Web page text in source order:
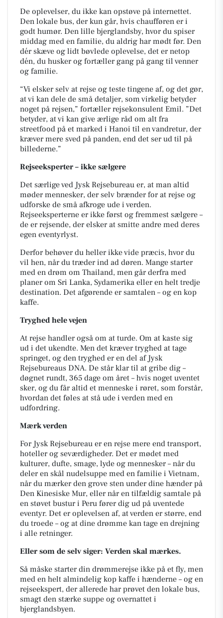
De oplevelser, du ikke kan opstøve på internettet.
Den lokale bus, der kun går, hvis chaufføren er i
godt humør. Den lille bjerglandsby, hvor du spiser
middag med en familie, du aldrig har mødt før. Den
dér skæve og lidt bøvlede oplevelse, det er netop
dén, du husker og fortæller gang på gang til venner
og familie.
“Vi elsker selv at rejse og teste tingene af, og det gør,
at vi kan dele de små detaljer, som virkelig betyder
noget på rejsen,” fortæller rejsekonsulent Emil. ”Det
betyder, at vi kan give ærlige råd om alt fra
streetfood på et marked i Hanoi til en vandretur, der
kræver mere sved på panden, end det ser ud til på
billederne.”
Rejseeksperter – ikke sælgere
Det særlige ved Jysk Rejsebureau er, at man altid
møder mennesker, der selv brænder for at rejse og
udforske de små afkroge ude i verden.
Rejseeksperterne er ikke først og fremmest sælgere –
de er rejsende, der elsker at smitte andre med deres
egen eventyrlyst.
Derfor behøver du heller ikke vide præcis, hvor du
vil hen, når du træder ind ad døren. Mange starter
med en drøm om Thailand, men går derfra med
planer om Sri Lanka, Sydamerika eller en helt tredje
destination. Det afgørende er samtalen – og en kop
kaffe.
Tryghed hele vejen
At rejse handler også om at turde. Om at kaste sig
ud i det ukendte. Men det kræver tryghed at tage
springet, og den tryghed er en del af Jysk
Rejsebureaus DNA. De står klar til at gribe dig –
døgnet rundt, 365 dage om året – hvis noget uventet
sker, og du får altid et menneske i røret, som forstår,
hvordan det føles at stå ude i verden med en
udfordring.
Mærk verden
For Jysk Rejsebureau er en rejse mere end transport,
hoteller og seværdigheder. Det er mødet med
kulturer, dufte, smage, lyde og mennesker – når du
deler en skål nudelsuppe med en familie i Vietnam,
når du mærker den grove sten under dine hænder på
Den Kinesiske Mur, eller når en tilfældig samtale på
en støvet bustur i Peru fører dig ud på uventede
eventyr. Det er oplevelsen af, at verden er større, end
du troede – og at dine drømme kan tage en drejning
i alle retninger.
Eller som de selv siger: Verden skal mærkes.
Så måske starter din drømmerejse ikke på et fly, men
med en helt almindelig kop kaffe i hænderne – og en
rejseekspert, der allerede har prøvet den lokale bus,
smagt den stærke suppe og overnattet i
bjerglandsbyen.